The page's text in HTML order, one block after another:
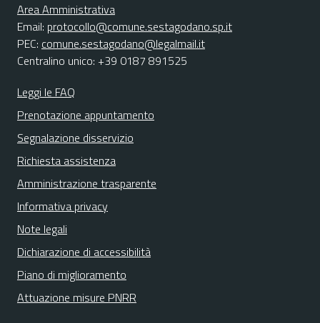
Area Amministrativa
Email: protocollo@comune.sestagodano.sp.it
PEC: comune.sestagodano@legalmail.it
Centralino unico: +39 0187 891525
Leggi le FAQ
Prenotazione appuntamento
Segnalazione disservizio
Richiesta assistenza
Amministrazione trasparente
Informativa privacy
Note legali
Dichiarazione di accessibilità
Piano di miglioramento
Attuazione misure PNRR